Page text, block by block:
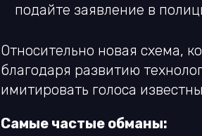
подайте заявление в
Относительно новая схема,
благодаря развитию
имитировать голоса
Самые частые обманы: